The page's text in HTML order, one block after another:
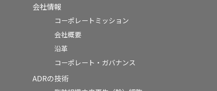
会社情報
コーポレートミッション
会社概要
沿革
コーポレート・ガバナンス
ADRの技術